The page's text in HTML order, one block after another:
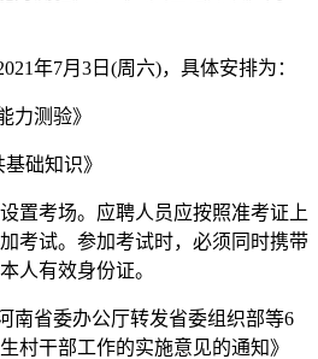
年7月3日(周六)，具体安排为：
力测验》
础知识》
置考场。应聘人员应按照准考证上
考试。参加考试时，必须同时携带
人有效身份证。
南省委办公厅转发省委组织部等6
村干部工作的实施意见的通知》